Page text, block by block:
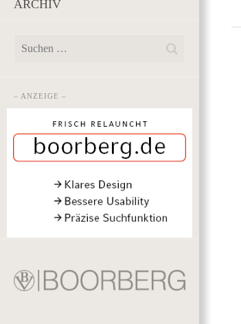
ARCHIV
– ANZEIGE –